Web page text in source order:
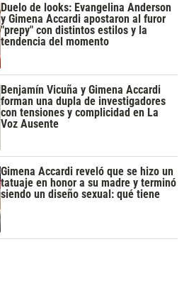
Duelo de looks: Evangelina Anderson
y Gimena Accardi apostaron al furor
"prepy" con distintos estilos y la
tendencia del momento
Benjamín Vicuña y Gimena Accardi
forman una dupla de investigadores
con tensiones y complicidad en La
Voz Ausente
Gimena Accardi reveló que se hizo un
tatuaje en honor a su madre y terminó
siendo un diseño sexual: qué tiene